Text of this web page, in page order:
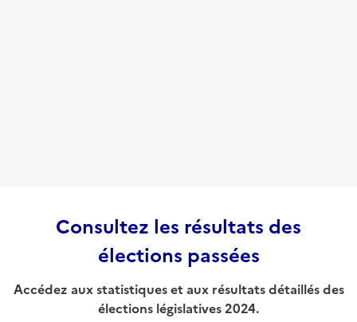
Consultez les résultats des
élections passées
Accédez aux statistiques et aux résultats détaillés des
élections législatives 2024.